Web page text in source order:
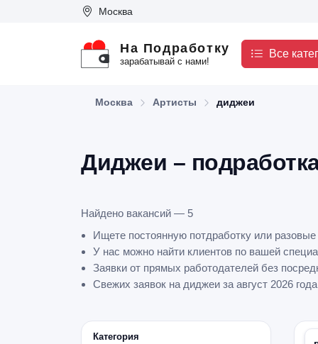
Москва
На Подработку
зарабатывай с нами!
Все
Москва Артисты диджеи
Диджеи –
Найдено вакансий — 5
Ищете постоянную потдработку или
У нас можно найти клиентов по вашей
Заявки от прямых работодателей без
Свежих заявок на диджеи за август 2026
Категория